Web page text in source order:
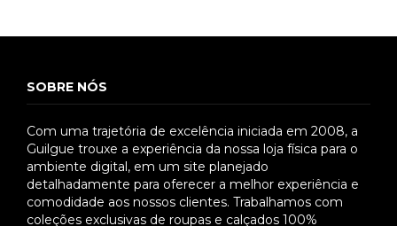
SOBRE NÓS
Com uma trajetória de excelência iniciada em 2008, a
Guilgue trouxe a experiência da nossa loja física para o
ambiente digital, em um site planejado
detalhadamente para oferecer a melhor experiência e
comodidade aos nossos clientes. Trabalhamos com
coleções exclusivas de roupas e calçados 100%